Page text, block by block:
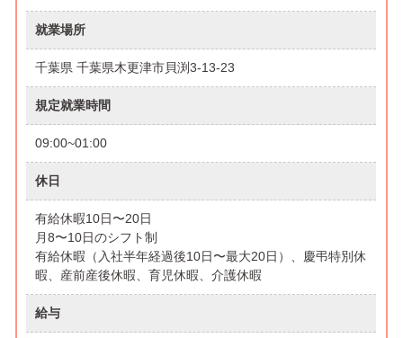
就業場所
千葉県 千葉県木更津市貝渕3-13-23
規定就業時間
09:00~01:00
休日
有給休暇10日〜20日
月8〜10日のシフト制
有給休暇（入社半年経過後10日〜最大20日）、慶弔特別休
暇、産前産後休暇、育児休暇、介護休暇
給与